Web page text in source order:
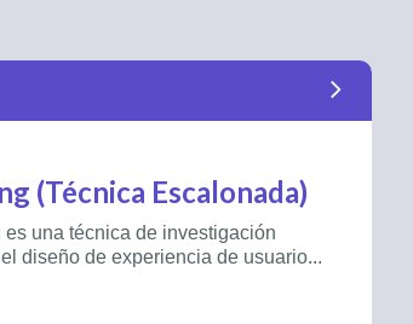
arrow_forward_ios
(Técnica Escalonada)
es una técnica de investigación
diseño de experiencia de usuario...